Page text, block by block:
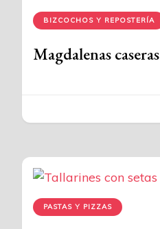
BIZCOCHOS Y REPOSTERÍA
Magdalenas caseras
PASTAS Y PIZZAS